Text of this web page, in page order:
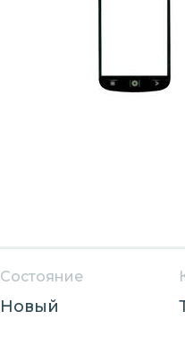
Состояние
Новый